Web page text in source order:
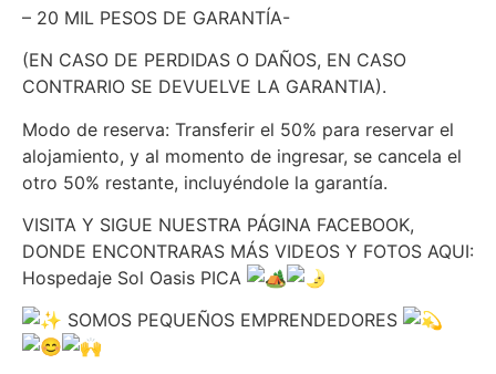
– 20 MIL PESOS DE GARANTÍA-
(EN CASO DE PERDIDAS O DAÑOS, EN CASO
CONTRARIO SE DEVUELVE LA GARANTIA).
Modo de reserva: Transferir el 50% para reservar el
alojamiento, y al momento de ingresar, se cancela el
otro 50% restante, incluyéndole la garantía.
VISITA Y SIGUE NUESTRA PÁGINA FACEBOOK,
DONDE ENCONTRARAS MÁS VIDEOS Y FOTOS AQUI:
Hospedaje Sol Oasis PICA
SOMOS PEQUEÑOS EMPRENDEDORES